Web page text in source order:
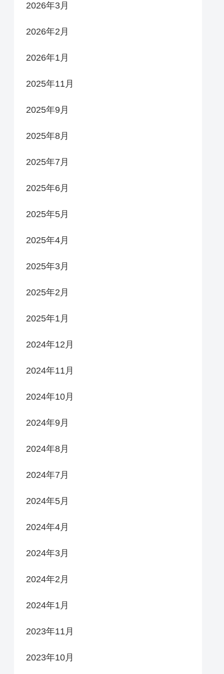
2026年3月
2026年2月
2026年1月
2025年11月
2025年9月
2025年8月
2025年7月
2025年6月
2025年5月
2025年4月
2025年3月
2025年2月
2025年1月
2024年12月
2024年11月
2024年10月
2024年9月
2024年8月
2024年7月
2024年5月
2024年4月
2024年3月
2024年2月
2024年1月
2023年11月
2023年10月